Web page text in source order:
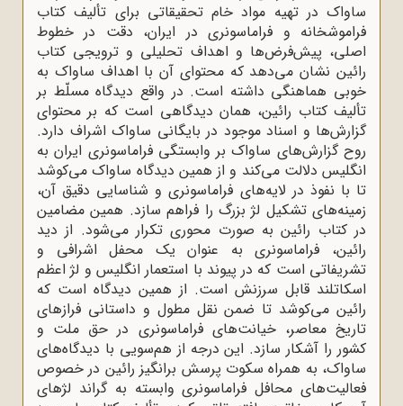
ساواک در تهیه مواد خام تحقیقاتی برای تألیف کتاب
فراموشخانه و فراماسونری در ایران، دقت در خطوط
اصلی، پیش‌فرض‌ها و اهداف تحلیلی و ترویجی کتاب
رائین نشان می‌دهد که محتوای آن با اهداف ساواک به
خوبی هماهنگی داشته است. در واقع دیدگاه مسلّط بر
تألیف کتاب رائین، همان دیدگاهی است که بر محتوای
گزارش‌ها و اسناد موجود در بایگانی ساواک اشراف دارد.
روح گزارش‌های ساواک بر وابستگی فراماسونری ایران به
انگلیس دلالت می‌کند و از همین دیدگاه ساواک می‌کوشد
تا با نفوذ در لایه‌های فراماسونری و شناسایی دقیق آن،
زمینه‌های تشکیل لژ بزرگ را فراهم سازد. همین مضامین
در کتاب رائین به صورت محوری تکرار می‌شود. از دید
رائین، فراماسونری به عنوان یک محفل اشرافی و
تشریفاتی است که در پیوند با استعمار انگلیس و لژ اعظم
اسکاتلند قابل سرزنش است. از همین دیدگاه است که
رائین می‌کوشد تا ضمن نقل مطول و داستانی‌ فرازهای
تاریخ معاصر، خیانت‌های فراماسونری در حق ملت و
کشور را آشکار سازد. این درجه از هم‌سویی با دیدگاه‌های
ساواک، به همراه سکوت پرسش‌ برانگیز رائین در خصوص
فعالیت‌های محافل فراماسونری وابسته به گراند لژهای